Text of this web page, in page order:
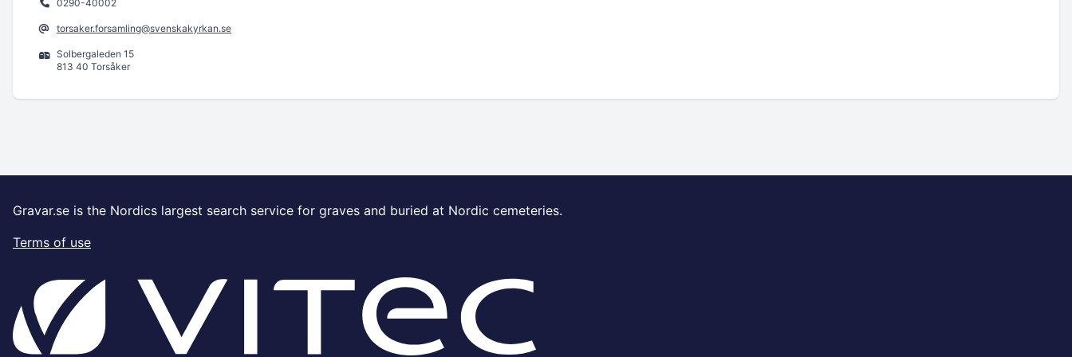
0290-40002
torsaker.forsamling@svenskakyrkan.se
Solbergaleden 15
813 40 Torsåker
Gravar.se is the Nordics largest search service for graves and buried at Nordic cemeteries.
Terms of use